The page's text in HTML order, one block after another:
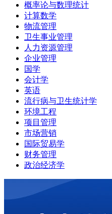
概率论与数理统计
计算数学
物流管理
卫生事业管理
人力资源管理
企业管理
国学
会计学
英语
流行病与卫生统计学
环境工程
项目管理
市场营销
国际贸易学
财务管理
政治经济学